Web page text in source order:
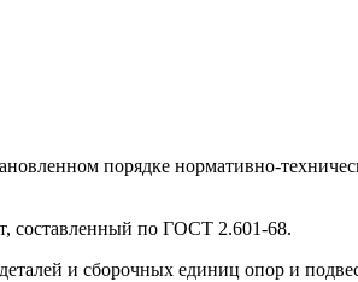
порядке нормативно-
составленный по ГОСТ 2.601-68.
и сборочных единиц опор и